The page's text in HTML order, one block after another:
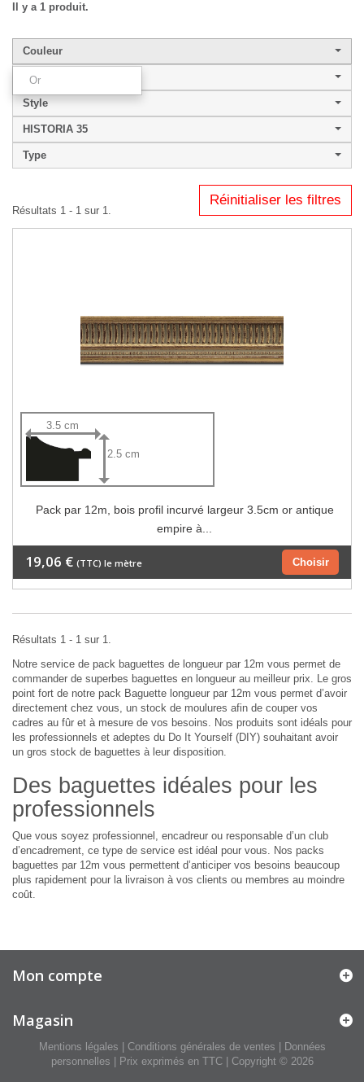
Il y a 1 produit.
Couleur
Or
Largeur de baguette
Style
HISTORIA 35
Type
Réinitialiser les filtres
Résultats 1 - 1 sur 1.
3.5 cm
2.5 cm
Pack par 12m, bois profil incurvé largeur 3.5cm or antique
empire à...
Choisir
19,06 € (TTC) le mètre
Résultats 1 - 1 sur 1.
Notre service de pack baguettes de longueur par 12m vous permet de
commander de superbes baguettes en longueur au meilleur prix. Le gros
point fort de notre pack Baguette longueur par 12m vous permet d’avoir
directement chez vous, un stock de moulures afin de couper vos
cadres au fûr et à mesure de vos besoins. Nos produits sont idéals pour
les professionnels et adeptes du Do It Yourself (DIY) souhaitant avoir
un gros stock de baguettes à leur disposition.
Des baguettes idéales pour les
professionnels
Que vous soyez professionnel, encadreur ou responsable d’un club
d’encadrement, ce type de service est idéal pour vous. Nos packs
baguettes par 12m vous permettent d’anticiper vos besoins beaucoup
plus rapidement pour la livraison à vos clients ou membres au moindre
coût.
Mon compte
Magasin
Mentions légales Conditions générales de ventes
Données
personnelles | Prix exprimés en TTC | Copyright © 2026